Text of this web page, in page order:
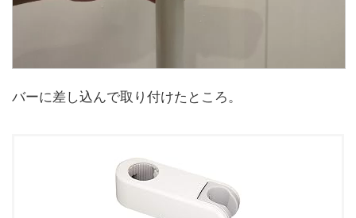
バーに差し込んで取り付けたところ。